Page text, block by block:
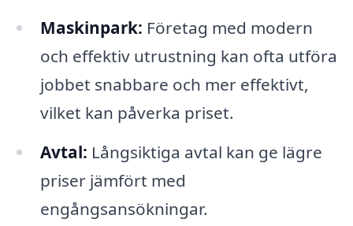
Maskinpark: Företag med modern
och effektiv utrustning kan ofta utföra
jobbet snabbare och mer effektivt,
vilket kan påverka priset.
Avtal: Långsiktiga avtal kan ge lägre
priser jämfört med
engångsansökningar.